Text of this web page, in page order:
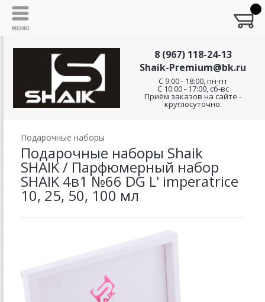
8 (967) 118-24-13
Shaik-Premium@bk.ru
C 9:00 - 18:00, пн-пт
С 10:00 - 17:00, сб-вс
Приём заказов на сайте -
круглосуточно.
Подарочные наборы
Подарочные наборы Shaik
SHAIK / Парфюмерный набор
SHAIK 4в1 №66 DG L' imperatrice
10, 25, 50, 100 мл